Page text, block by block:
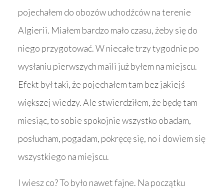
pojechałem do obozów uchodźców na terenie
Algierii. Miałem bardzo mało czasu, żeby się do
niego przygotować. W niecałe trzy tygodnie po
wysłaniu pierwszych maili już byłem na miejscu.
Efekt był taki, że pojechałem tam bez jakiejś
większej wiedzy. Ale stwierdziłem, że będę tam
miesiąc, to sobie spokojnie wszystko obadam,
posłucham, pogadam, pokręcę się, no i dowiem się
wszystkiego na miejscu.
I wiesz co? To było nawet fajne. Na początku